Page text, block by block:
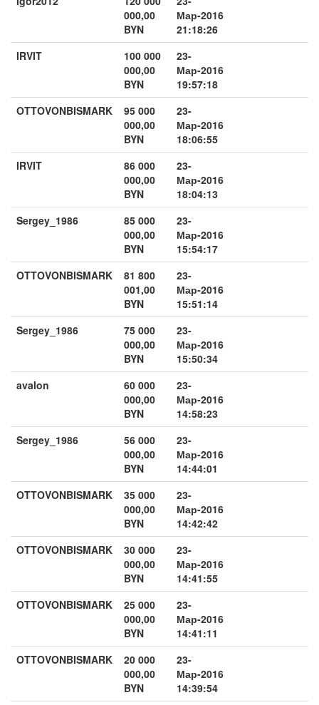
000,00
BYN
Мар-2016
21:18:26
IRVIT
100 000
000,00
BYN
23-
Мар-2016
19:57:18
OTTOVONBISMARK
95 000
000,00
BYN
23-
Мар-2016
18:06:55
IRVIT
86 000
000,00
BYN
23-
Мар-2016
18:04:13
Sergey_1986
85 000
000,00
BYN
23-
Мар-2016
15:54:17
OTTOVONBISMARK
81 800
001,00
BYN
23-
Мар-2016
15:51:14
Sergey_1986
75 000
000,00
BYN
23-
Мар-2016
15:50:34
avalon
60 000
000,00
BYN
23-
Мар-2016
14:58:23
Sergey_1986
56 000
000,00
BYN
23-
Мар-2016
14:44:01
OTTOVONBISMARK
35 000
000,00
BYN
23-
Мар-2016
14:42:42
OTTOVONBISMARK
30 000
000,00
BYN
23-
Мар-2016
14:41:55
OTTOVONBISMARK
25 000
000,00
BYN
23-
Мар-2016
14:41:11
OTTOVONBISMARK
20 000
000,00
BYN
23-
Мар-2016
14:39:54